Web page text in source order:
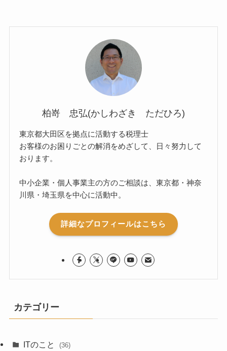
柏嵜 忠弘(かしわざき ただひろ)
東京都大田区を拠点に活動する税理士
お客様のお困りごとの解消をめざして、日々努力して
おります。
中小企業・個人事業主の方のご相談は、東京都・神奈
川県・埼玉県を中心に活動中。
詳細なプロフィールはこちら
カテゴリー
ITのこと (36)